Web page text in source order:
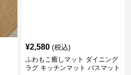
¥2,580 (税込)
ふわもこ癒しマット ダイニング
ラグ キッチンマット バスマット